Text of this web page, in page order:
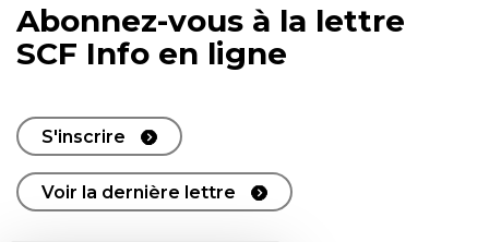
Abonnez-vous à la lettre
SCF Info en ligne
S'inscrire
Voir la dernière lettre